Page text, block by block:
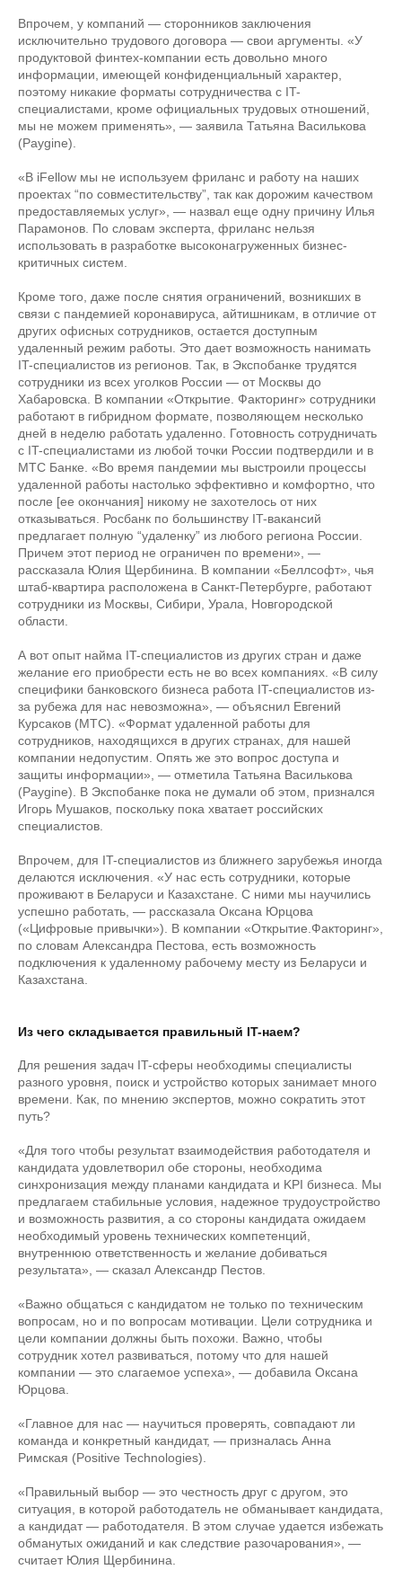
Впрочем, у компаний — сторонников заключения
исключительно трудового договора — свои аргументы. «У
продуктовой финтех-компании есть довольно много
информации, имеющей конфиденциальный характер,
поэтому никакие форматы сотрудничества с IT-
специалистами, кроме официальных трудовых отношений,
мы не можем применять», — заявила Татьяна Василькова
(Paygine).
«В iFellow мы не используем фриланс и работу на наших
проектах “по совместительству”, так как дорожим качеством
предоставляемых услуг», — назвал еще одну причину Илья
Парамонов. По словам эксперта, фриланс нельзя
использовать в разработке высоконагруженных бизнес-
критичных систем.
Кроме того, даже после снятия ограничений, возникших в
связи с пандемией коронавируса, айтишникам, в отличие от
других офисных сотрудников, остается доступным
удаленный режим работы. Это дает возможность нанимать
IT-специалистов из регионов. Так, в Экспобанке трудятся
сотрудники из всех уголков России — от Москвы до
Хабаровска. В компании «Открытие. Факторинг» сотрудники
работают в гибридном формате, позволяющем несколько
дней в неделю работать удаленно. Готовность сотрудничать
с IT-специалистами из любой точки России подтвердили и в
МТС Банке. «Во время пандемии мы выстроили процессы
удаленной работы настолько эффективно и комфортно, что
после [ее окончания] никому не захотелось от них
отказываться. Росбанк по большинству IT-вакансий
предлагает полную “удаленку” из любого региона России.
Причем этот период не ограничен по времени», —
рассказала Юлия Щербинина. В компании «Беллсофт», чья
штаб-квартира расположена в Санкт-Петербурге, работают
сотрудники из Москвы, Сибири, Урала, Новгородской
области.
А вот опыт найма IT-специалистов из других стран и даже
желание его приобрести есть не во всех компаниях. «В силу
специфики банковского бизнеса работа IT-специалистов из-
за рубежа для нас невозможна», — объяснил Евгений
Курсаков (МТС). «Формат удаленной работы для
сотрудников, находящихся в других странах, для нашей
компании недопустим. Опять же это вопрос доступа и
защиты информации», — отметила Татьяна Василькова
(Paygine). В Экспобанке пока не думали об этом, признался
Игорь Мушаков, поскольку пока хватает российских
специалистов.
Впрочем, для IT-специалистов из ближнего зарубежья иногда
делаются исключения. «У нас есть сотрудники, которые
проживают в Беларуси и Казахстане. С ними мы научились
успешно работать, — рассказала Оксана Юрцова
(«Цифровые привычки»). В компании «Открытие.Факторинг»,
по словам Александра Пестова, есть возможность
подключения к удаленному рабочему месту из Беларуси и
Казахстана.
Из чего складывается правильный IT-наем?
Для решения задач IT-сферы необходимы специалисты
разного уровня, поиск и устройство которых занимает много
времени. Как, по мнению экспертов, можно сократить этот
путь?
«Для того чтобы результат взаимодействия работодателя и
кандидата удовлетворил обе стороны, необходима
синхронизация между планами кандидата и KPI бизнеса. Мы
предлагаем стабильные условия, надежное трудоустройство
и возможность развития, а со стороны кандидата ожидаем
необходимый уровень технических компетенций,
внутреннюю ответственность и желание добиваться
результата», — сказал Александр Пестов.
«Важно общаться с кандидатом не только по техническим
вопросам, но и по вопросам мотивации. Цели сотрудника и
цели компании должны быть похожи. Важно, чтобы
сотрудник хотел развиваться, потому что для нашей
компании — это слагаемое успеха», — добавила Оксана
Юрцова.
«Главное для нас — научиться проверять, совпадают ли
команда и конкретный кандидат, — призналась Анна
Римская (Positive Technologies).
«Правильный выбор — это честность друг с другом, это
ситуация, в которой работодатель не обманывает кандидата,
а кандидат — работодателя. В этом случае удается избежать
обманутых ожиданий и как следствие разочарования», —
считает Юлия Щербинина.